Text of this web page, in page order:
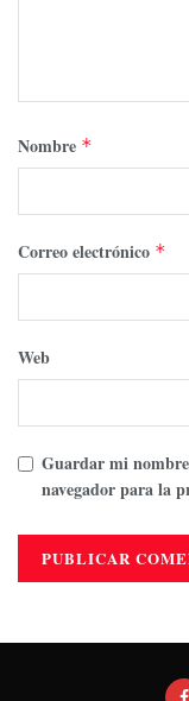
Nombre *
Correo electrónico *
Web
Guardar mi
navegador para la